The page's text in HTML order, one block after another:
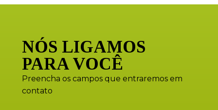
NÓS LIGAMOS
PARA VOCÊ
Preencha os campos que entraremos em
contato